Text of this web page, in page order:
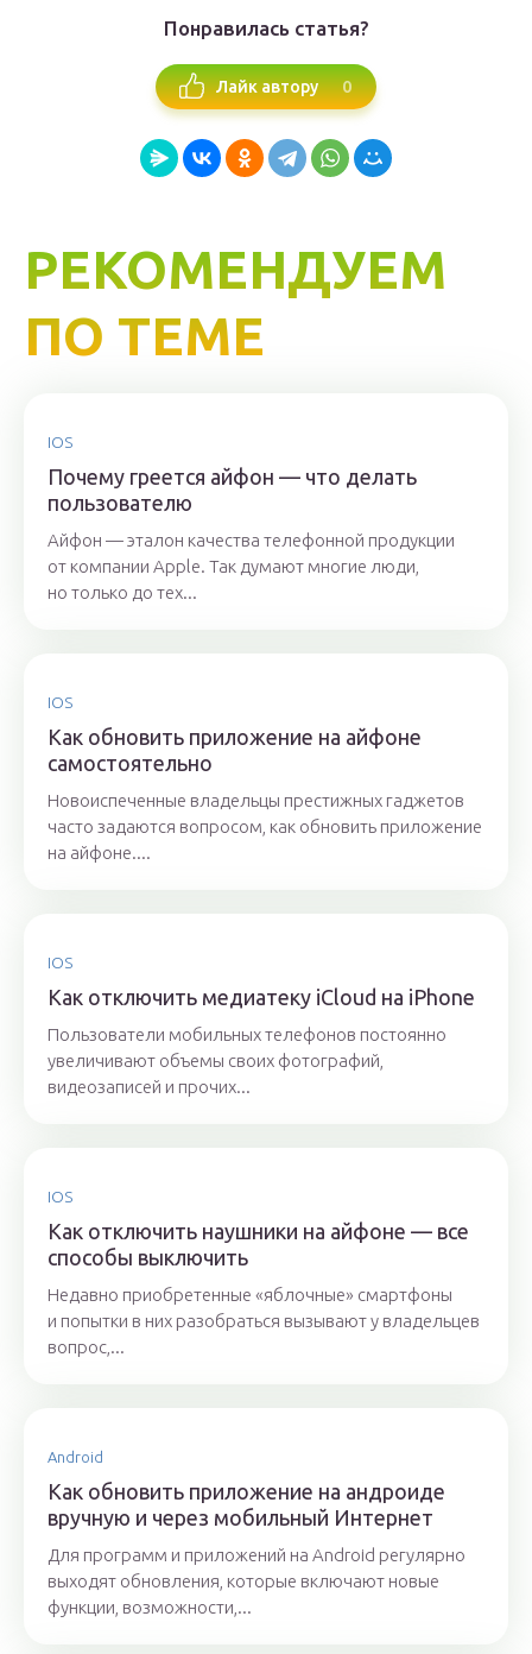
Понравилась статья?
Лайк автору 0
РЕКОМЕНДУЕМ
ПО ТЕМЕ
IOS
Почему греется айфон — что делать
пользователю
Айфон — эталон качества телефонной продукции
от компании Apple. Так думают многие люди,
но только до тех...
IOS
Как обновить приложение на айфоне
самостоятельно
Новоиспеченные владельцы престижных гаджетов
часто задаются вопросом, как обновить приложение
на айфоне....
IOS
Как отключить медиатеку iCloud на iPhone
Пользователи мобильных телефонов постоянно
увеличивают объемы своих фотографий,
видеозаписей и прочих...
IOS
Как отключить наушники на айфоне — все
способы выключить
Недавно приобретенные «яблочные» смартфоны
и попытки в них разобраться вызывают у владельцев
вопрос,...
Android
Как обновить приложение на андроиде
вручную и через мобильный Интернет
Для программ и приложений на Android регулярно
выходят обновления, которые включают новые
функции, возможности,...